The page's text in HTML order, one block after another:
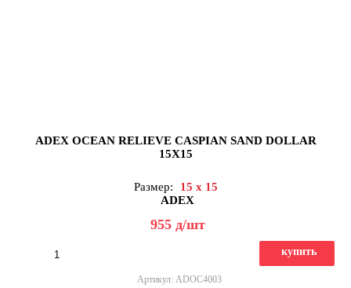
ADEX OCEAN RELIEVE CASPIAN SAND DOLLAR
15X15
Размер:
15 x 15
ADEX
955 д/шт
купить
Артикул: ADOC4003